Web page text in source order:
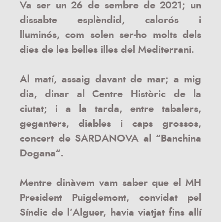
Va ser un 26 de sembre de 2021; un
dissabte esplèndid, calorós i
lluminós, com solen ser-ho molts dels
dies de les belles illes del Mediterrani.
Al matí, assaig davant de mar; a mig
dia, dinar al Centre Històric de la
ciutat; i a la tarda, entre tabalers,
geganters, diables i caps grossos,
concert de SARDANOVA al “ Banchina
Dogana“.
Mentre dinàvem vam saber que el MH
President Puigdemont, convidat pel
Síndic de l’Alguer,
havia viatjat fins allí